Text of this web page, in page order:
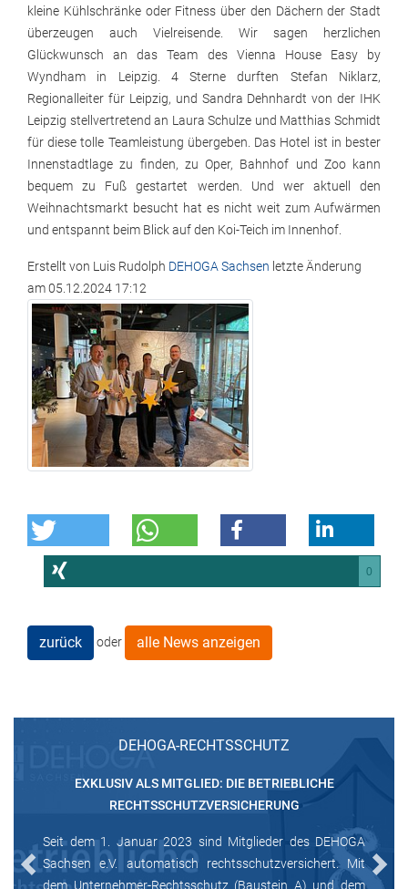
kleine Kühlschränke oder Fitness über den Dächern der Stadt
überzeugen auch Vielreisende. Wir sagen herzlichen
Glückwunsch an das Team des Vienna House Easy by
Wyndham in Leipzig. 4 Sterne durften Stefan Niklarz,
Regionalleiter für Leipzig, und Sandra Dehnhardt von der IHK
Leipzig stellvertretend an Laura Schulze und Matthias Schmidt
für diese tolle Teamleistung übergeben. Das Hotel ist in bester
Innenstadtlage zu finden, zu Oper, Bahnhof und Zoo kann
bequem zu Fuß gestartet werden. Und wer aktuell den
Weihnachtsmarkt besucht hat es nicht weit zum Aufwärmen
und entspannt beim Blick auf den Koi-Teich im Innenhof.
Erstellt von Luis Rudolph DEHOGA Sachsen letzte Änderung
am05.12.2024 17:12
0
zurück oder alle News anzeigen
DEHOGA-RECHTSSCHUTZ
EXKLUSIV ALS MITGLIED: DIE BETRIEBLICHE
RECHTSSCHUTZVERSICHERUNG
Seit dem 1. Januar 2023 sind Mitglieder des DEHOGA
Sachsen e.V. automatisch rechtsschutzversichert. Mit
dem Unternehmer-Rechtsschutz (Baustein A) und dem
Previous Next